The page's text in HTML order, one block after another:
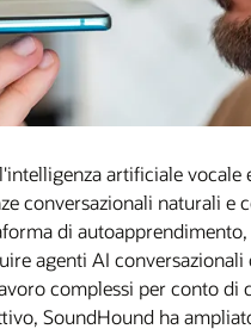
artificiale vocale
conversazionali naturali e
di autoapprendimento,
agenti AI conversazionali
complessi per conto di
SoundHound ha